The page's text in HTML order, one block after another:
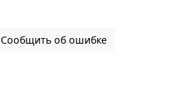
Сообщить об ошибке